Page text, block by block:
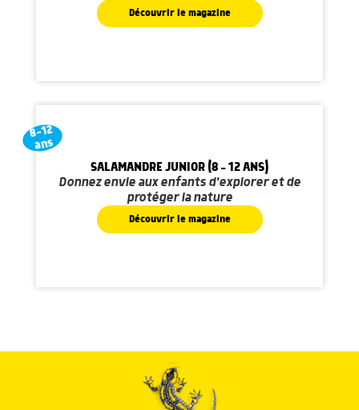
Découvrir le magazine
8-12
ans
SALAMANDRE JUNIOR (8 - 12 ANS)
Donnez envie aux enfants d'explorer et de
protéger la nature
Découvrir le magazine